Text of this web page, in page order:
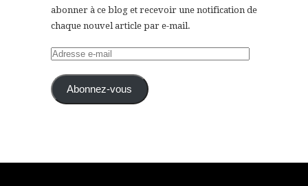
abonner à ce blog et recevoir une notification de
chaque nouvel article par e-mail.
Adresse
mail Abonnez-vous